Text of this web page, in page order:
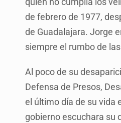
de febrero de 1977,
de Guadalajara. Jorge
siempre el rumbo de
Al poco de su
Defensa de Presos,
el último día de su vida
gobierno escuchara su